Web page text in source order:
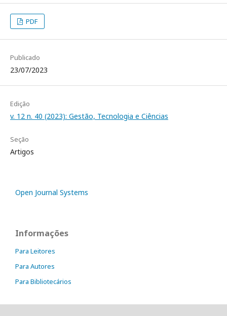
PDF
Publicado
23/07/2023
Edição
v. 12 n. 40 (2023): Gestão, Tecnologia e Ciências
Seção
Artigos
Open Journal Systems
Informações
Para Leitores
Para Autores
Para Bibliotecários